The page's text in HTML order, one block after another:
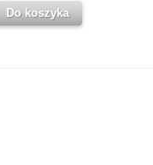
Do koszyka